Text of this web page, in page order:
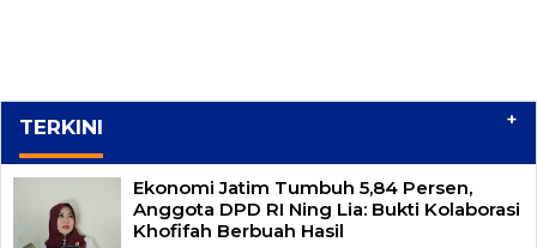
TERKINI +
Ekonomi Jatim Tumbuh 5,84 Persen,
Anggota DPD RI Ning Lia: Bukti Kolaborasi
Khofifah Berbuah Hasil